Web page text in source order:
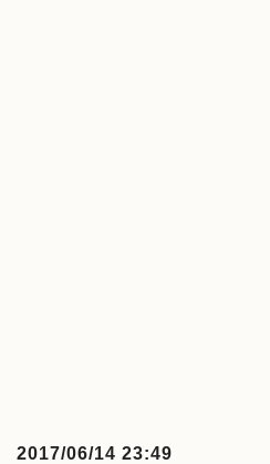
2017/06/14 23:49